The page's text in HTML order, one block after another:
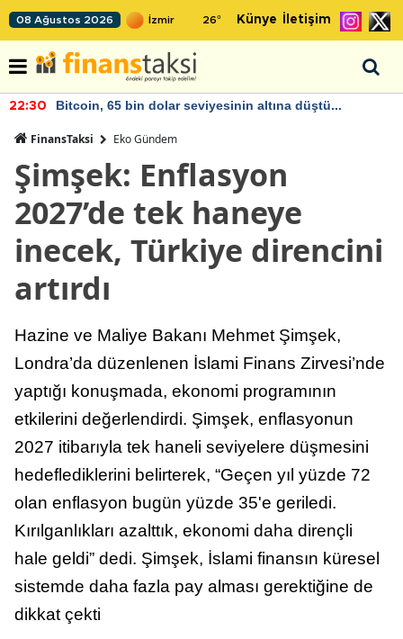
08 Ağustos 2026 26° Künye İletişim
22:26 2026 Haziran Ayında Bütçe Artışı Yaşandı
FinansTaksi Eko Gündem
Şimşek: Enflasyon
2027’de tek haneye
inecek, Türkiye direncini
artırdı
Hazine ve Maliye Bakanı Mehmet Şimşek,
Londra’da düzenlenen İslami Finans Zirvesi’nde
yaptığı konuşmada, ekonomi programının
etkilerini değerlendirdi. Şimşek, enflasyonun
2027 itibarıyla tek haneli seviyelere düşmesini
hedeflediklerini belirterek, “Geçen yıl yüzde 72
olan enflasyon bugün yüzde 35'e geriledi.
Kırılganlıkları azalttık, ekonomi daha dirençli
hale geldi” dedi. Şimşek, İslami finansın küresel
sistemde daha fazla pay alması gerektiğine de
dikkat çekti